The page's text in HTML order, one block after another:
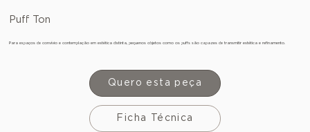
Puff Ton
Para espaços de convívio e contemplação em estética distinta, pequenos objetos como os puffs são capazes de transmitir estética e refinamento.
Quero esta peça
Ficha Técnica